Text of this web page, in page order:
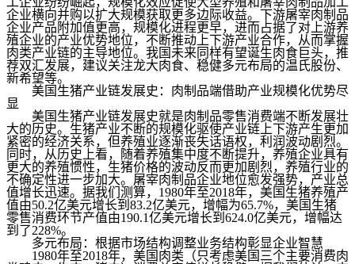
企业横向并购以扩大规模获取更多边际收益。 下游屠宰肉制品
企业产品附加值更高，规模化进程更早，进而占据了对上游养
殖企业的产业优势地位，不断推动上下游产业合作，从而掌握
肉类产业链的主导地位。 我国未来同样有望诞生肉食巨头，推
荐双汇发展，建议关注龙大肉食、稳健多元布局的温氏股份、
新希望等。
美国生猪产业链发展史：肉制品端借助产业规模化优势尽
显
美国生猪产业链发展史就是肉制品零售消费端不断发展壮
大的历史。生猪产业不断的规模化驱使产业链上下游产生更加
紧密的经济关系，但养殖业逐渐丧失话语权，利润波动剧烈。
同时，从历史上看，随着养殖集中度不断提升，养殖企业具有
更大的养殖惯性，生猪价格的波动反而更加剧烈，养殖行业的
不确定性进一步加大。屠宰肉制品企业地位愈发强势，产业总
值增长迅速。据我们测算，1980年至2018年，美国生猪养殖产
值由50.2亿美元增长到83.2亿美元，增幅为65.7%，美国生猪
零售消费环节产值由190.1亿美元增长到624.0亿美元，增幅达
到了228%。
多元布局：根据市场结构调整业务结构彰显企业智慧
1980年至2018年，美国肉类（只考虑美国三个主要消费肉